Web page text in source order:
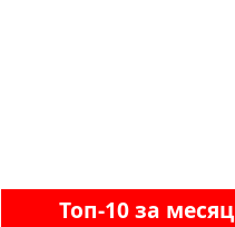
Топ-10 за месяц